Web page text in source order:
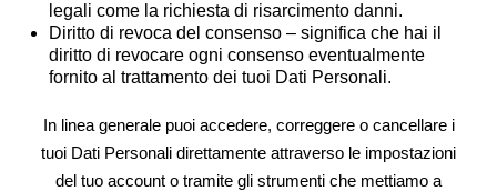
legali come la richiesta di risarcimento danni.
Diritto di revoca del consenso – significa che hai il
diritto di revocare ogni consenso eventualmente
fornito al trattamento dei tuoi Dati Personali.
In linea generale puoi accedere, correggere o cancellare i
tuoi Dati Personali direttamente attraverso le impostazioni
del tuo account o tramite gli strumenti che mettiamo a